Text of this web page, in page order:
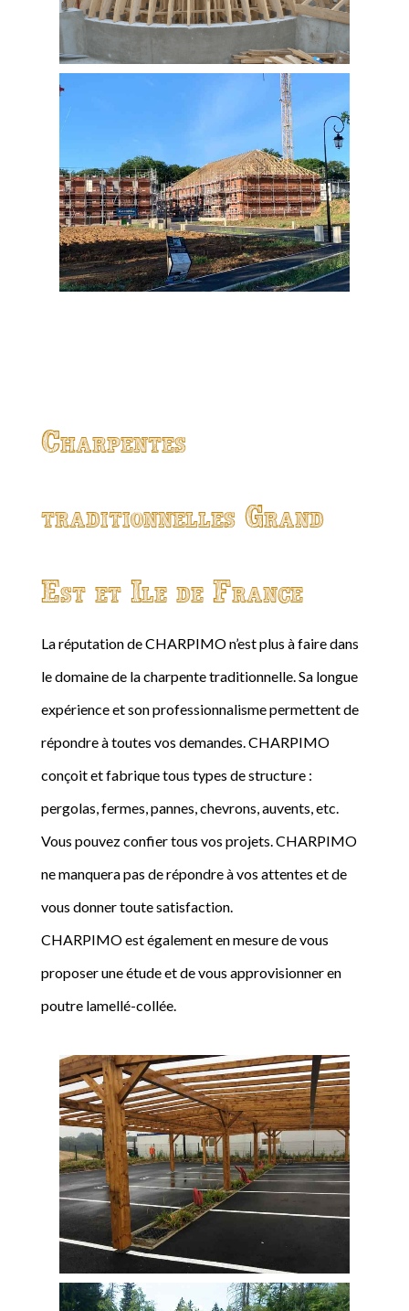
Charpentes
traditionnelles Grand
Est et Ile de France
La réputation de CHARPIMO n’est plus à faire dans
le domaine de la charpente traditionnelle. Sa longue
expérience et son professionnalisme permettent de
répondre à toutes vos demandes. CHARPIMO
conçoit et fabrique tous types de structure :
pergolas, fermes, pannes, chevrons, auvents, etc.
Vous pouvez confier tous vos projets. CHARPIMO
ne manquera pas de répondre à vos attentes et de
vous donner toute satisfaction.
CHARPIMO est également en mesure de vous
proposer une étude et de vous approvisionner en
poutre lamellé-collée.